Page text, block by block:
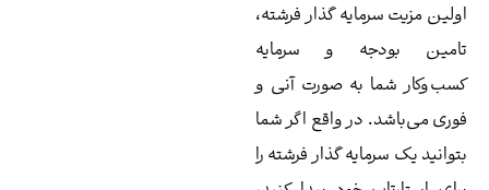
مزیت سرمایه گذار فرشته،
بودجه و سرمایه
شما به صورت آنی و
می‌باشد. در واقع اگر شما
یک سرمایه گذار فرشته را